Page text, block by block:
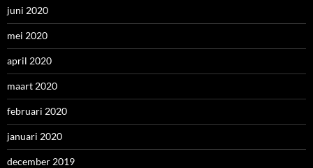
juni 2020
mei 2020
april 2020
maart 2020
februari 2020
januari 2020
december 2019